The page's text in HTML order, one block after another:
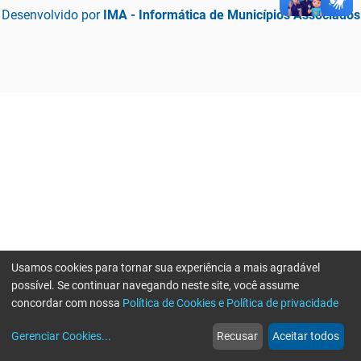
Desenvolvido por IMA - Informática de Municípios Associados
web
Notícias
more_horiz
Mais
Usamos cookies para tornar sua experiência a mais agradável
possível. Se continuar navegando neste site, você assume
concordar com nossa Política de Cookies e Política de privacidade
Gerenciar Cookies... Recusar Aceitar todos
Erro ao enviar informações, por favor tente novamente